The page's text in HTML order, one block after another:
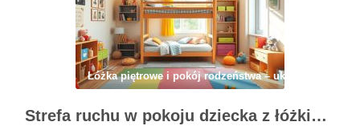
Łóżka piętrowe i pokój rodzeństwa – układ, strefy,
Strefa ruchu w pokoju dziecka z łóżkiem piętrowym – jak zaplanować bezpieczną i funkcjonalną przestrzeń do zabawy i aktywności